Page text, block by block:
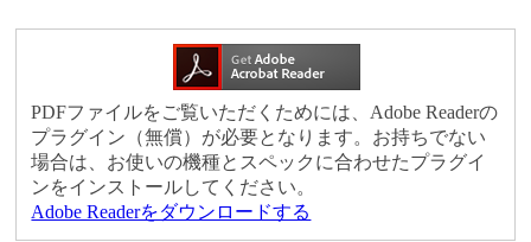
PDFファイルをご覧いただくためには、Adobe Readerの
プラグイン（無償）が必要となります。お持ちでない
場合は、お使いの機種とスペックに合わせたプラグイ
ンをインストールしてください。
Adobe Readerをダウンロードする